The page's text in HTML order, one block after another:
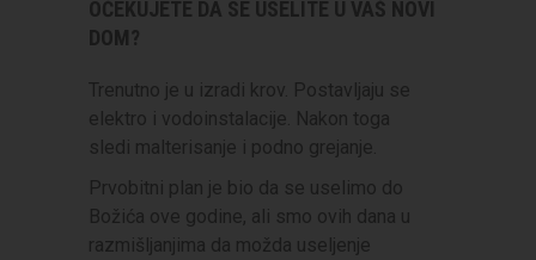
OČEKUJETE DA SE USELITE U VAŠ NOVI
DOM?
Trenutno je u izradi krov. Postavljaju se
elektro i vodoinstalacije. Nakon toga
sledi malterisanje i podno grejanje.
Prvobitni plan je bio da se uselimo do
Božića ove godine, ali smo ovih dana u
razmišljanjima da možda useljenje